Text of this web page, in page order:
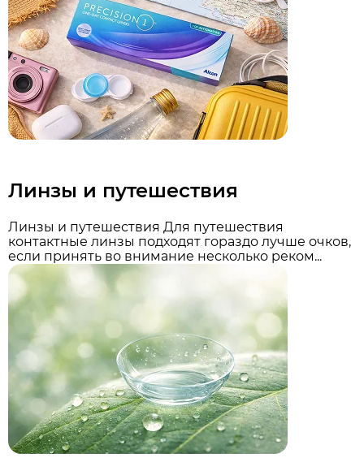
Линзы и путешествия
Линзы и путешествия Для путешествия
контактные линзы подходят гораздо лучше очков,
если принять во внимание несколько реком...